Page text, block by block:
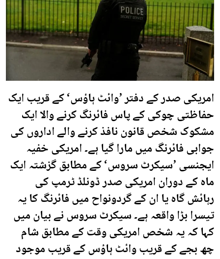
امریکی صدر کے دفتر ’وائٹ ہاؤس‘ کے قریب ایک
حفاظتی چوکی کے پاس فائرنگ کرنے والا ایک
مشکوک شخص قانون نافذ کرنے والے اداروں کی
جوابی فائرنگ میں مارا گیا ہے۔ امریکی خفیہ
ایجنسی ’سیکرٹ سروس‘ کے مطابق گزشتہ ایک
ماہ کے دوران امریکی صدر ڈونلڈ ٹرمپ کی
رہائش گاہ یا ان کے گردونواح میں فائرنگ کا یہ
تیسرا بڑا واقعہ ہے۔ سیکرٹ سروس نے بیان میں
کہا کہ یہ شخص امریکی وقت کے مطابق شام
چھ بجے کے قریب وائٹ ہاؤس کے قریب موجود